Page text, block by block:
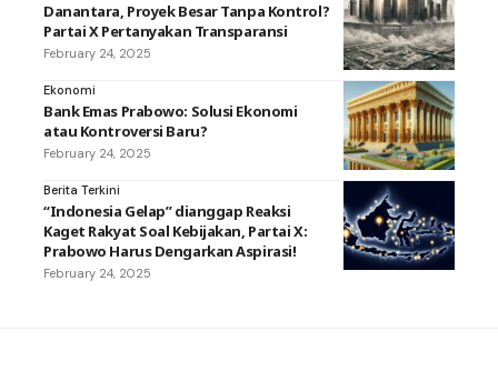
Danantara, Proyek Besar Tanpa Kontrol?
Partai X Pertanyakan Transparansi
February 24, 2025
Ekonomi
Bank Emas Prabowo: Solusi Ekonomi
atau Kontroversi Baru?
February 24, 2025
Berita Terkini
“Indonesia Gelap” dianggap Reaksi
Kaget Rakyat Soal Kebijakan, Partai X:
Prabowo Harus Dengarkan Aspirasi!
February 24, 2025